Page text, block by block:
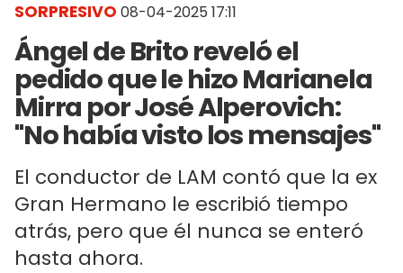
SORPRESIVO 08-04-2025 17:11
Ángel de Brito reveló el
pedido que le hizo Marianela
Mirra por José Alperovich:
"No había visto los mensajes"
El conductor de LAM contó que la ex
Gran Hermano le escribió tiempo
atrás, pero que él nunca se enteró
hasta ahora.